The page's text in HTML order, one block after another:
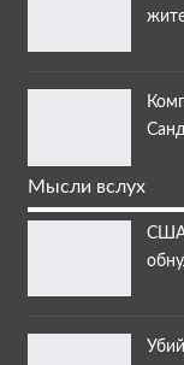
Мысли вслух
США